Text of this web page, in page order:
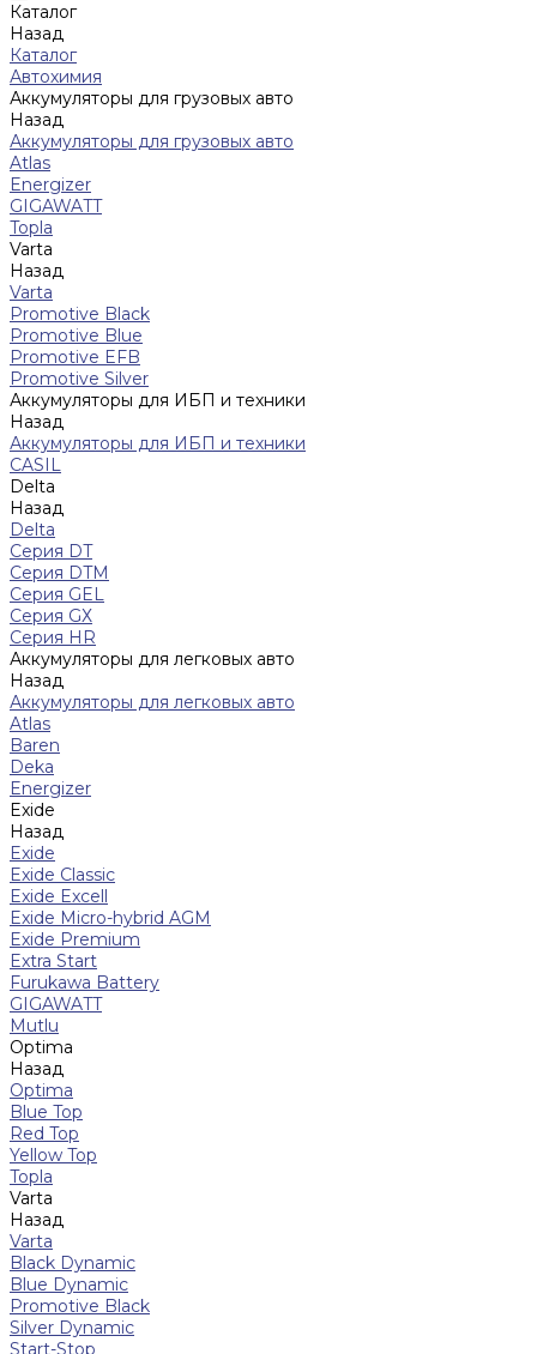
Каталог
Назад
Каталог
Автохимия
Аккумуляторы для грузовых авто
Назад
Аккумуляторы для грузовых авто
Atlas
Energizer
GIGAWATT
Topla
Varta
Назад
Varta
Promotive Black
Promotive Blue
Promotive EFB
Promotive Silver
Аккумуляторы для ИБП и техники
Назад
Аккумуляторы для ИБП и техники
CASIL
Delta
Назад
Delta
Серия DT
Серия DTM
Серия GEL
Серия GХ
Серия HR
Аккумуляторы для легковых авто
Назад
Аккумуляторы для легковых авто
Atlas
Baren
Deka
Energizer
Exide
Назад
Exide
Exide Classic
Exide Excell
Exide Micro-hybrid AGM
Exide Premium
Extra Start
Furukawa Battery
GIGAWATT
Mutlu
Optima
Назад
Optima
Blue Top
Red Top
Yellow Top
Topla
Varta
Назад
Varta
Black Dynamic
Blue Dynamic
Promotive Black
Silver Dynamic
Start-Stop